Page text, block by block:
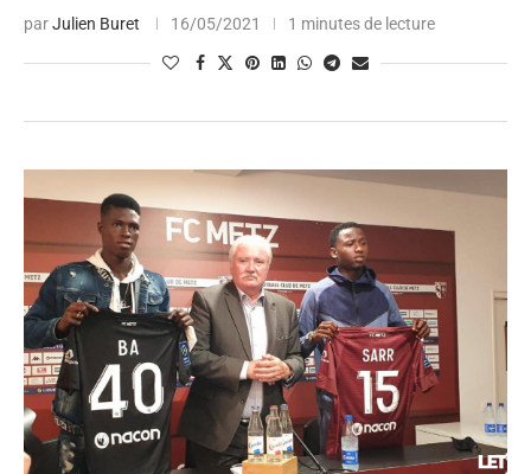
parJulien Buret 16/05/2021 1 minutes de lecture